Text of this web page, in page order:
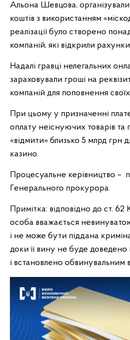
Альона Шевцова, організували
коштів з використанням
реалізації було створено
компаній, які відкрили
Надалі гравці нелегальних
зараховували гроші на
компаній для поповнення своїх
При цьому у призначенні
оплату неіснуючих товарів та
«відмити» близько 5 млрд грн
казино.
Процесуальне керівництво –
Генерального прокурора.
Примітка: відповідно до ст. 62
особа вважається
і не може бути піддана
доки її вину не буде
і встановлено обвинувальним